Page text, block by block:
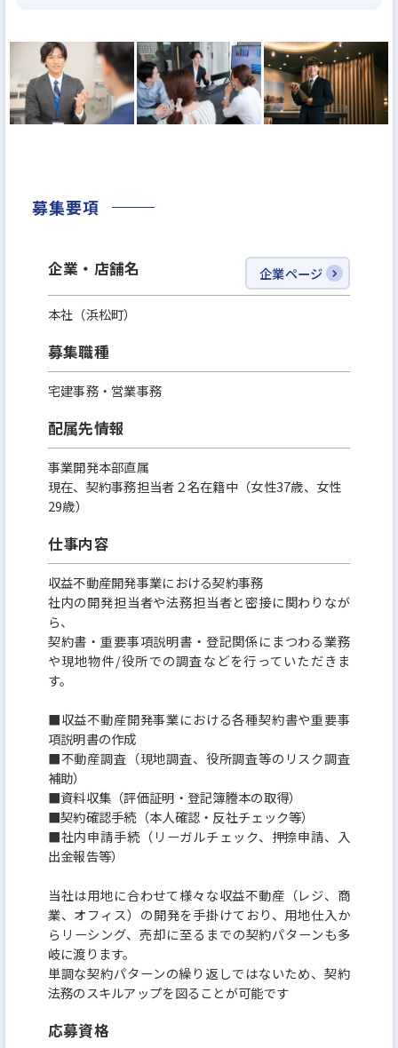
魅⼒的な会社として発展していくことを⽬指していま
す。
現場の社員⼀⼈ひとりが感性を研ぎ澄まし、固定概
念に捉われることなく⾃由な発想で仕事に取り組む
私たちの会社は、20代から40代までの社員がほぼ同
じ割合で在籍しており、男⼥⽐は概ね3対1といった
ところです。
世代や性別に関係なく、新しい取り組みに対して積
極的に提案し、議論し、チャレンジすることが奨励
される社⾵です。
これまで培ってきた経験と知識をもとに、挑戦したい
と思うことや実現させてみたいと思うことがあれ
ば、是⾮、その想いを私たちにも聞かせてくださ
募集要項
企業・店舗名 企業ページ
本社（浜松町）
募集職種
宅建事務・営業事務
配属先情報
事業開発本部直属
現在、契約事務担当者２名在籍中（女性37歳、女性
29歳）
仕事内容
収益不動産開発事業における契約事務
社内の開発担当者や法務担当者と密接に関わりなが
ら、
契約書・重要事項説明書・登記関係にまつわる業務
や現地物件/役所での調査などを行っていただきま
す。
■収益不動産開発事業における各種契約書や重要事
項説明書の作成
■不動産調査（現地調査、役所調査等のリスク調査
補助）
■資料収集（評価証明・登記簿謄本の取得）
■契約確認手続（本人確認・反社チェック等）
■社内申請手続（リーガルチェック、押捺申請、入
出金報告等）
当社は用地に合わせて様々な収益不動産（レジ、商
業、オフィス）の開発を手掛けており、用地仕入か
らリーシング、売却に至るまでの契約パターンも多
岐に渡ります。
単調な契約パターンの繰り返しではないため、契約
法務のスキルアップを図ることが可能です
応募資格